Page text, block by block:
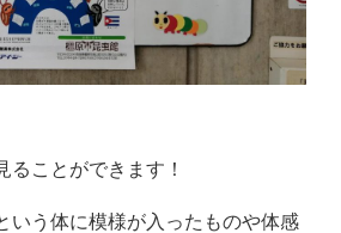
ることができます！
いう体に模様が入ったものや体感